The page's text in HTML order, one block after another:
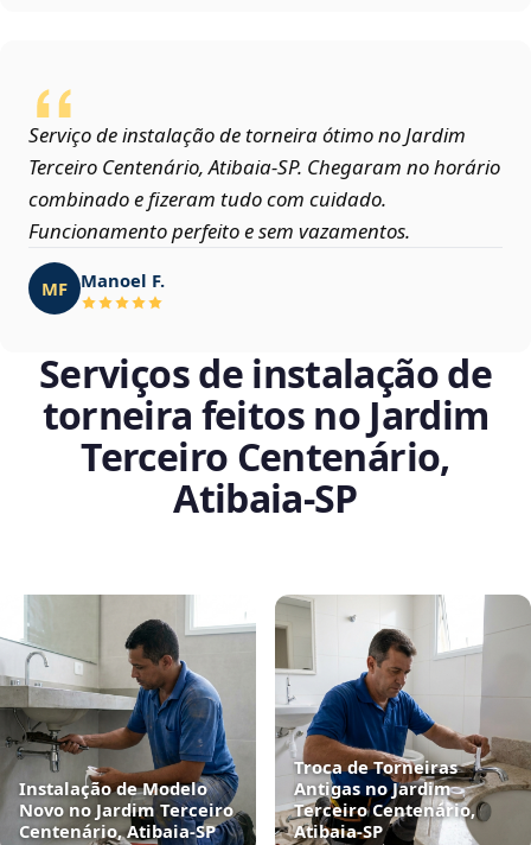
Serviço de instalação de torneira ótimo no Jardim
Terceiro Centenário, Atibaia‑SP. Chegaram no horário
combinado e fizeram tudo com cuidado.
Funcionamento perfeito e sem vazamentos.
MF Manoel F.
Serviços de instalação de
torneira feitos no Jardim
Terceiro Centenário,
Atibaia‑SP
Instalação de Modelo
Novo no Jardim Terceiro
Centenário, Atibaia‑SP
Troca de Torneiras
Antigas no Jardim
Terceiro Centenário,
Atibaia‑SP